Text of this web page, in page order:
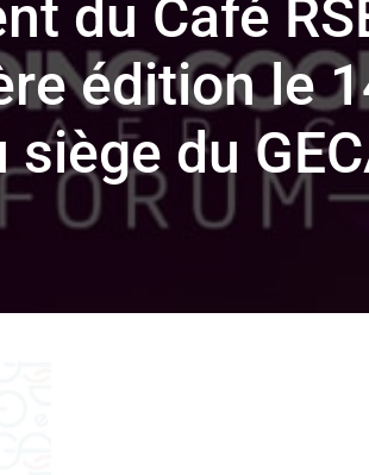
du Café
édition le
siège du